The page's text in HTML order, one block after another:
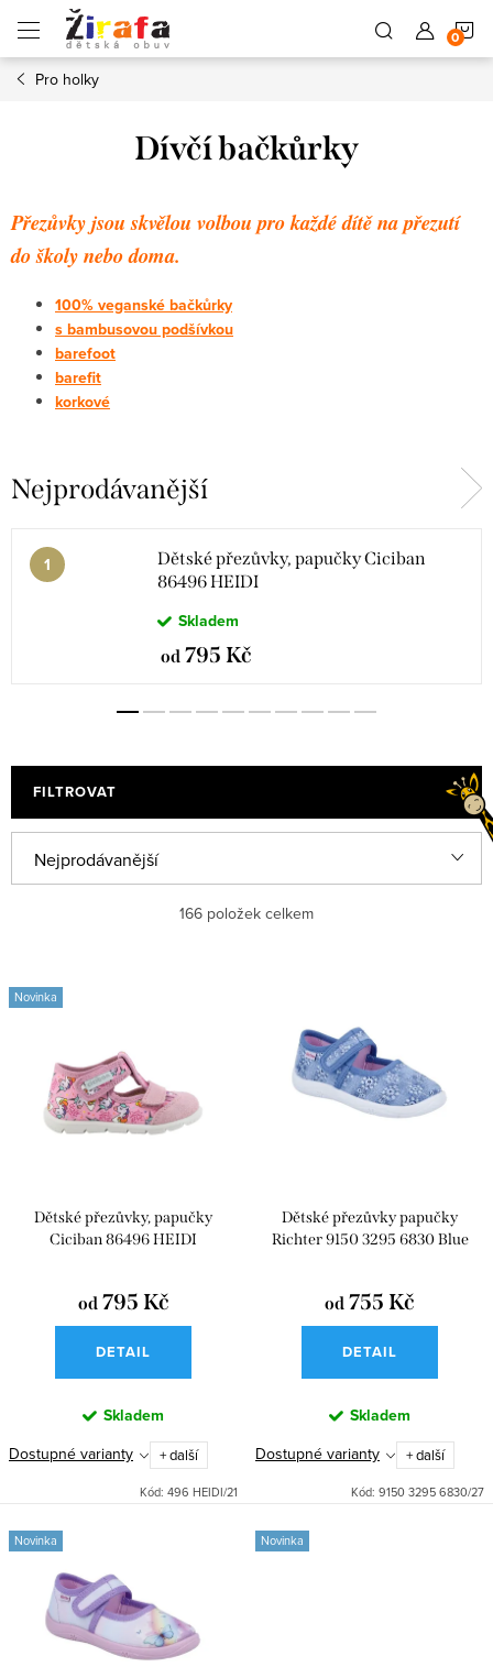
obsah
Pro holky
Dívčí bačkůrky
Přezůvky jsou skvělou volbou pro každé dítě na přezutí
do školy nebo doma.
100% veganské bačkůrky
s bambusovou podšívkou
barefoot
barefit
korkové
Nejprodávanější
Dětské přezůvky, papučky Ciciban
86496 HEIDI
Skladem
od 795 Kč
FILTROVAT
a
n
Nejprodávanější
166 položek celkem
V
ý
Novinka
Dětské přezůvky, papučky
Ciciban 86496 HEIDI
od795 Kč
DETAIL
Skladem
Dostupné varianty
+ další
Kód: 496 HEIDI/21
Dětské přezůvky papučky
Richter 9150 3295 6830 Blue
od 755 Kč
DETAIL
Skladem
Dostupné varianty
+ další
Kód: 9150 3295 6830/27
Novinka Novinka